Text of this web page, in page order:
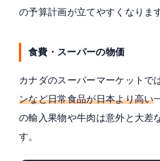
の予算計画が立てやすくなりま
食費・スーパーの物価
カナダのスーパーマーケットで
ンなど日常食品が日本より高い
の輸入果物や牛肉は意外と大差
す。